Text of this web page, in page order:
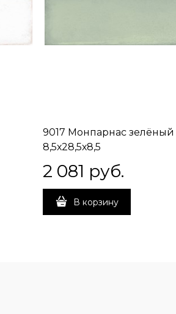
9017 Монпарнас зелёный
8,5х28,5х8,5
2 081 руб.
В корзину